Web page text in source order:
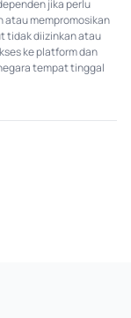
jika perlu
atau mempromosikan
tidak diizinkan atau
ke platform dan
tempat tinggal